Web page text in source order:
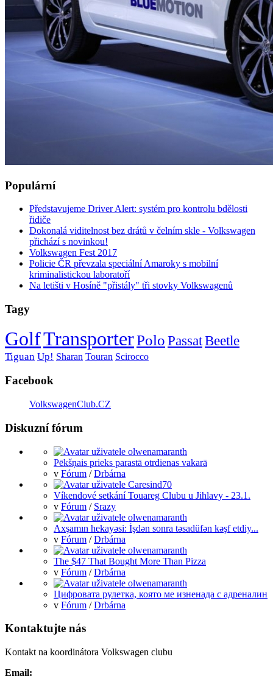
Populární
Představujeme Driver Alert: systém pro kontrolu bdělosti
řidiče
Dokonalá viditelnost bez drátů v čelním skle - Volkswagen
přichází s novinkou!
Volkswagen Fest 2017
Policie ČR převzala speciální Amaroky s mobilní
kriminalistickou laboratoří
Na letišti v Hosíně "přistály" tři stovky Volkswagenů
Tagy
GolfTransporterPoloPassatBeetle
Tiguan Up! Sharan Touran Scirocco
Facebook
VolkswagenClub.CZ
Diskuzní fórum
Pēkšņais prieks parastā otrdienas vakarā
v Fórum /Drbárna
Víkendové setkání Touareg Clubu u Jihlavy - 23.1.
v Fórum / Srazy
Axşamın hekayəsi: İşdən sonra təsadüfən kəşf etdiy...
v Fórum /Drbárna
The $47 That Bought More Than Pizza
v Fórum /Drbárna
Цифровата рулетка, която ме изненада с адреналин
v Fórum /Drbárna
Kontaktujte nás
Kontakt na koordinátora Volkswagen clubu
Email: